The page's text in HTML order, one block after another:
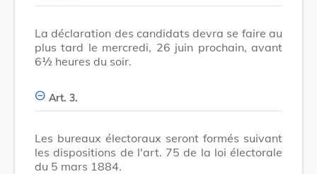
La déclaration des candidats devra se faire au
plus tard le mercredi, 26 juin prochain, avant
6½ heures du soir.
Art. 3.
Les bureaux électoraux seront formés suivant
les dispositions de l'art. 75 de la loi électorale
du 5 mars 1884.